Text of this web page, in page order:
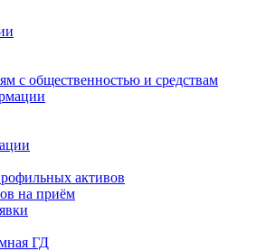
с общественностью и средствам
активов
на приём
ГД